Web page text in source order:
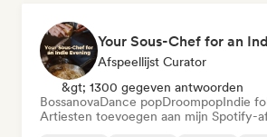
Your Sous-Chef for an
Afspeellijst Curator
&gt; 1300 gegeven antwoorden
BossanovaDance popDroompopIndie
Artiesten toevoegen aan mijn Spotify-